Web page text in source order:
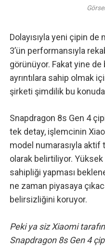
Dolayısıyla yeni çipin
3’ün performansıyla
görünüyor. Fakat yine
ayrıntılara sahip olmak
şirketi şimdilik bu
Snapdragon 8s Gen 4
tek detay, işlemcinin
model numarasıyla aktif
olarak belirtiliyor.
sahipliği yapması
ne zaman piyasaya
belirsizliğini koruyor.
Peki ya siz Xiaomi
Snapdragon 8s Gen 4